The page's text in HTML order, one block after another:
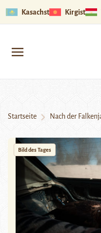
Kasachstan Kirgistan
Startseite Nach der
Bild des Tages